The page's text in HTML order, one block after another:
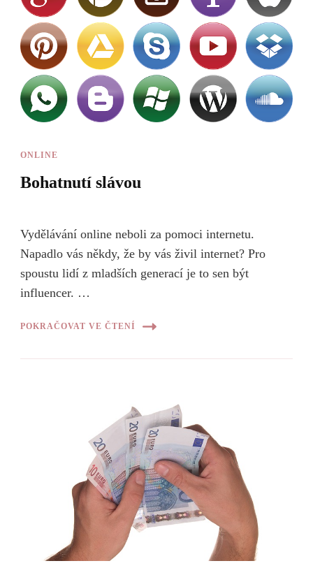
ONLINE
Bohatnutí slávou
Vydělávání online neboli za pomoci internetu.
Napadlo vás někdy, že by vás živil internet? Pro
spoustu lidí z mladších generací je to sen být
influencer. …
POKRAČOVAT VE ČTENÍ